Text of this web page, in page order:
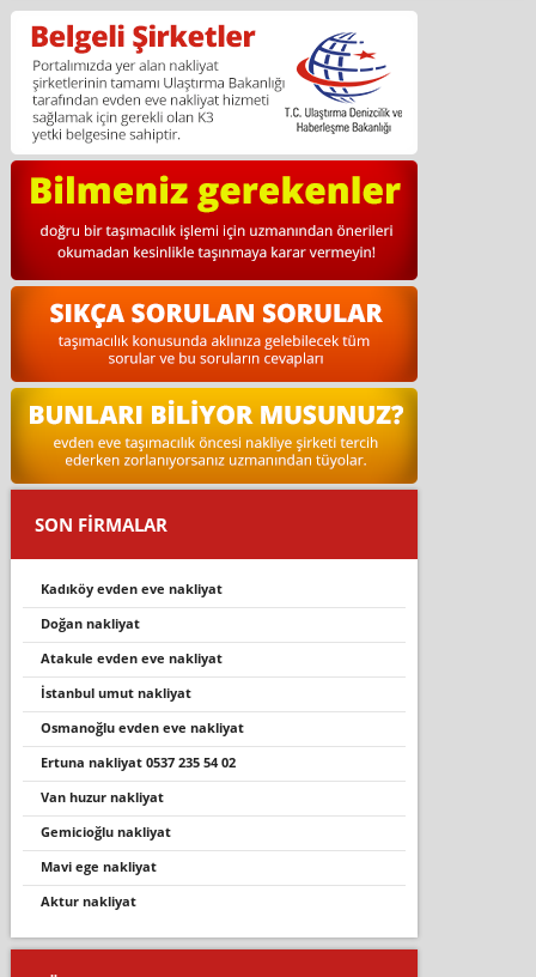
SON FİRMALAR
kadiköy evden eve nakli̇yat
doğan nakli̇yat
atakule evden eve nakliyat
i̇stanbul umut nakliyat
osmanoğlu evden eve nakliyat
ertuna nakli̇yat 0537 235 54 02
van huzur nakliyat
gemi̇ci̇oğlu nakli̇yat
mavi̇ ege nakli̇yat
aktur nakliyat